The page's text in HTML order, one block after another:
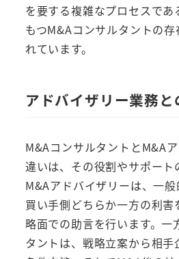
を要する複雑なプロセスであ
もつM&Aコンサルタントの
れています。
アドバイザリー業務と
M&AコンサルタントとM&A
違いは、その役割やサポート
M&Aアドバイザリーは、一
買い手側どちらか一方の利
略面での助言を行います。一
タントは、戦略立案から相手